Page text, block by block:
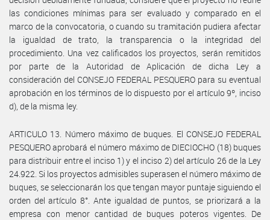
las condiciones mínimas para ser evaluado y comparado en el
marco de la convocatoria, o cuando su tramitación pudiera afectar
la igualdad de trato, la transparencia o la integridad del
procedimiento. Una vez calificados los proyectos, serán remitidos
por parte de la Autoridad de Aplicación de dicha Ley a
consideración del CONSEJO FEDERAL PESQUERO para su eventual
aprobación en los términos de lo dispuesto por el artículo 9º, inciso
d), de la misma ley.
ARTICULO 13. Número máximo de buques. El CONSEJO FEDERAL
PESQUERO aprobará el número máximo de DIECIOCHO (18) buques
para distribuir entre el inciso 1) y el inciso 2) del artículo 26 de la Ley
24.922. Si los proyectos admisibles superasen el número máximo de
buques, se seleccionarán los que tengan mayor puntaje siguiendo el
orden del artículo 8°. Ante igualdad de puntos, se priorizará a la
empresa con menor cantidad de buques poteros vigentes. De